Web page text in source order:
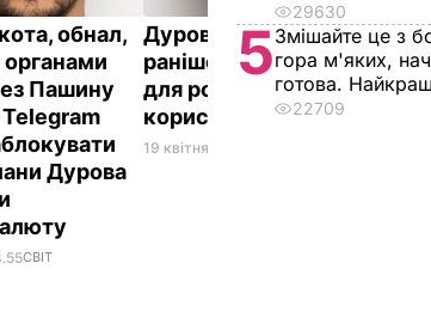
обнал,
органами
Пашину
Дурова
СВІТ
Дуров: Telegram, як і
раніше, є доступним
для російських
користувачів
19 квітня, 19.34
із
29630
5Змішайте це з
гора м'яких,
готова.
22709